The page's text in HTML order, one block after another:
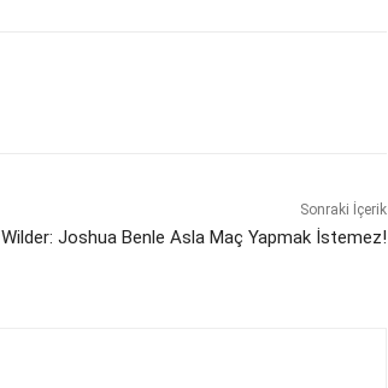
Sonraki İçerik
Wilder: Joshua Benle Asla Maç Yapmak İstemez!